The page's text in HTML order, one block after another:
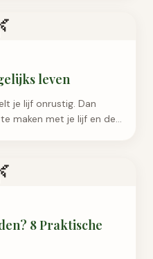
leven
je lijf onrustig. Dan
maken met je lijf en de
8 Praktische